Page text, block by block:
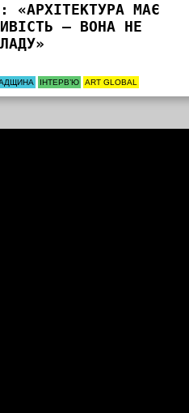
«АРХІТЕКТУРА МАЄ
– ВОНА НЕ
ІНТЕРВ’Ю ART GLOBAL